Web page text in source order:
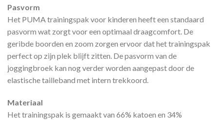
Pasvorm
Het PUMA trainingspak voor kinderen heeft een standaard
pasvorm wat zorgt voor een optimaal draagcomfort. De
geribde boorden en zoom zorgen ervoor dat het trainingspak
perfect op zijn plek blijft zitten. De pasvorm van de
joggingbroek kan nog verder worden aangepast door de
elastische tailleband met intern trekkoord.
Materiaal
Het trainingspak is gemaakt van 66% katoen en 34%